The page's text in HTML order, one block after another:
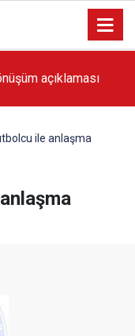
gerçekleştirilecek'
ile anlaşma